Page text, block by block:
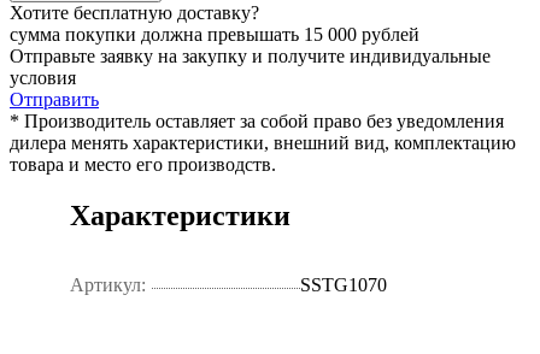
Хотите бесплатную доставку?
сумма покупки должна превышать 15 000 рублей
Отправьте заявку на закупку и получите индивидуальные
условия
Отправить
* Производитель оставляет за собой право без уведомления
дилера менять характеристики, внешний вид, комплектацию
товара и место его производств.
Характеристики
Артикул: SSTG1070